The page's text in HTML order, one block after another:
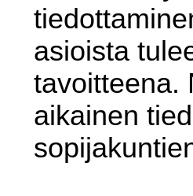
asioista
tavoitteena.
aikainen